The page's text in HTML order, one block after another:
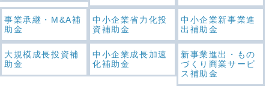
事業承継・M&A補
助金
中小企業省力化投
資補助金
中小企業新事業進
出補助金
大規模成長投資補
助金
中小企業成長加速
化補助金
新事業進出・もの
づくり商業サービ
ス補助金